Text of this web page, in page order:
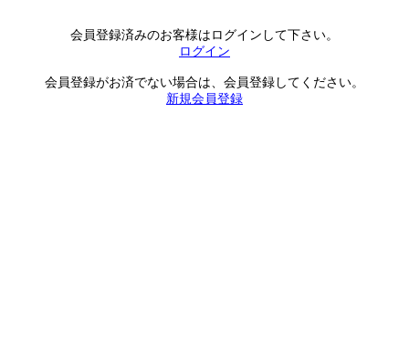
会員登録済みのお客様はログインして下さい。
ログイン
会員登録がお済でない場合は、会員登録してください。
新規会員登録